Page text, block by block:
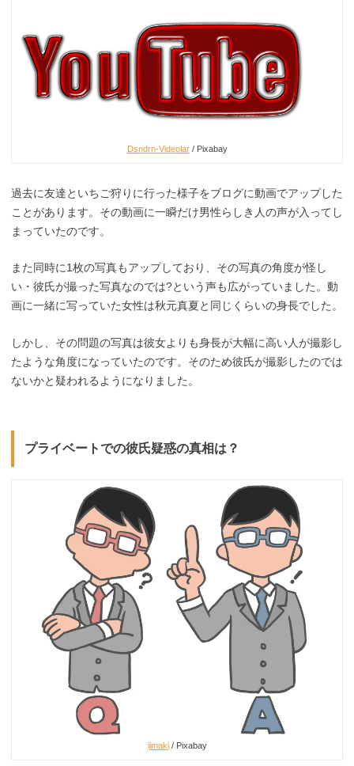
Dsndrn-Videolar/ Pixabay
過去に友達といちご狩りに行った様子をブログに動画でアップした
ことがあります。その動画に一瞬だけ男性らしき人の声が入ってし
まっていたのです。
また同時に1枚の写真もアップしており、その写真の角度が怪し
い・彼氏が撮った写真なのでは?という声も広がっていました。動
画に一緒に写っていた女性は秋元真夏と同じくらいの身長でした。
しかし、その問題の写真は彼女よりも身長が大幅に高い人が撮影し
たような角度になっていたのです。そのため彼氏が撮影したのでは
ないかと疑われるようになりました。
プライベートでの彼氏疑惑の真相は？
ijmaki/ Pixabay